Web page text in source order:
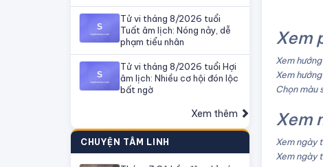
Tử vi tháng 8/2026 tuổi
Tuất âm lịch: Nóng nảy, dễ
phạm tiểu nhân
Tử vi tháng 8/2026 tuổi Hợi
âm lịch: Nhiều cơ hội đón lộc
bất ngờ
Xem thêm
CHUYỆN TÂM LINH
Xem
Xem
Xem
Chọn màu
Xem
Xem ngày
Xem ngày